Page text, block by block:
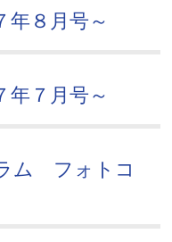
年８月号～
年７月号～
ム フォトコ